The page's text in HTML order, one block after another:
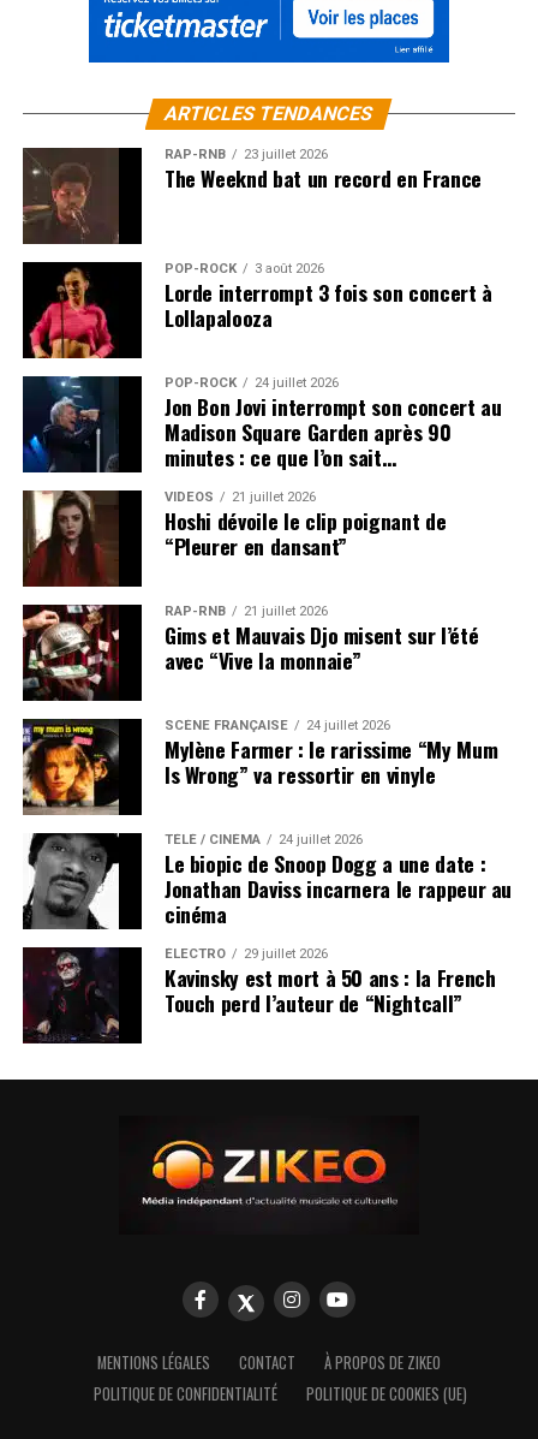
ARTICLES TENDANCES
RAP-RNB 23 juillet 2026
The Weeknd bat un record en France
POP-ROCK 3 août 2026
Lorde interrompt 3 fois son concert à
Lollapalooza
POP-ROCK 24 juillet 2026
Jon Bon Jovi interrompt son concert au
Madison Square Garden après 90
minutes : ce que l’on sait…
VIDEOS 21 juillet 2026
Hoshi dévoile le clip poignant de
“Pleurer en dansant”
RAP-RNB 21 juillet 2026
Gims et Mauvais Djo misent sur l’été
avec “Vive la monnaie”
SCÈNE FRANÇAISE 24 juillet 2026
Mylène Farmer : le rarissime “My Mum
Is Wrong” va ressortir en vinyle
TÉLÉ / CINÉMA 24 juillet 2026
Le biopic de Snoop Dogg a une date :
Jonathan Daviss incarnera le rappeur au
cinéma
ÉLECTRO 29 juillet 2026
Kavinsky est mort à 50 ans : la French
Touch perd l’auteur de “Nightcall”
MENTIONS LÉGALES CONTACT
À PROPOS DE ZIKEO
POLITIQUE DE CONFIDENTIALITÉ
POLITIQUE DE COOKIES (UE)